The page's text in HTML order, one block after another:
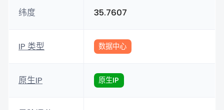
纬度 35.7607
IP 类型 数据中心
原生IP 原生IP